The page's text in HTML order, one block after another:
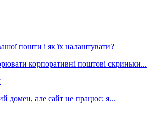
пошти і як їх налаштувати?
корпоративні поштові скриньки...
домен, але сайт не працює; я...